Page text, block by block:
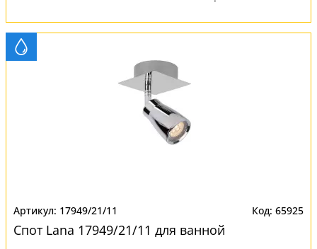
17949/21/11 65925
Спот Lana 17949/21/11 для ванной